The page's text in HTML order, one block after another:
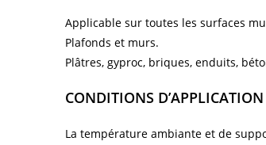
Applicable sur toutes les surfaces
Plafonds et murs.
Plâtres, gyproc, briques, enduits,
CONDITIONS D’APPLICATION
La température ambiante et de